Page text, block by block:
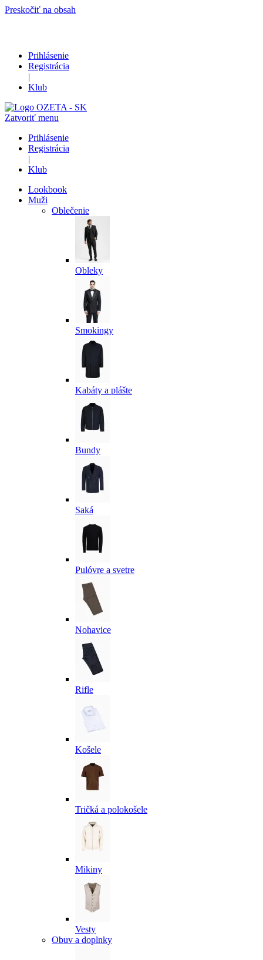
Preskočiť na obsah
Prihlásenie
Registrácia
|
Klub
Zatvoriť menu
Prihlásenie
Registrácia
|
Klub
Lookbook
Muži
Oblečenie
Obleky
Smokingy
Kabáty a plášte
Bundy
Saká
Pulóvre a svetre
Nohavice
Rifle
Košele
Tričká a polokošele
Mikiny
Vesty
Obuv a doplnky